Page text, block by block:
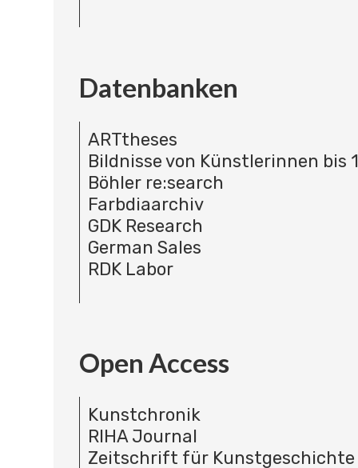
Datenbanken
ARTtheses
Bildnisse von Künstlerinnen bis
Böhler re:search
Farbdiaarchiv
GDK Research
German Sales
RDK Labor
Open Access
Kunstchronik
RIHA Journal
Zeitschrift für Kunstgeschichte